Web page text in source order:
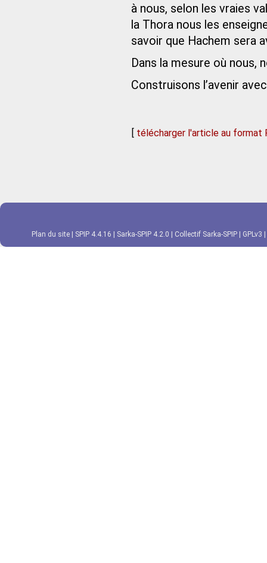
à nous, selon les vraies
la Thora nous les
savoir que Hachem sera
Dans la mesure où nous,
Construisons l’avenir
[ télécharger l'article au format
Plan du site SPIP 4.4.16 Sarka-SPIP 4.2.0 Collectif Sarka-SPIP GPLv3